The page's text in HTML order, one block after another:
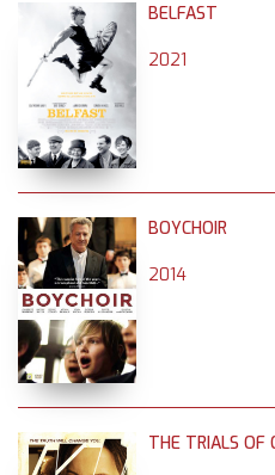
BELFAST
2021
BOYCHOIR
2014
THE TRIALS OF